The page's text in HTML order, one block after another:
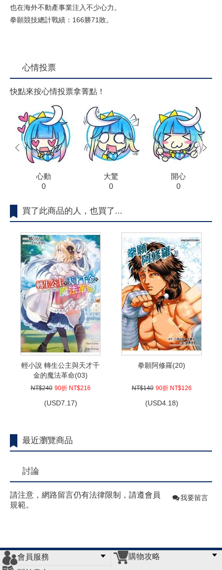
也在海外不動產事業注入不少心力。
拳願競技總計戰績：166勝71敗。
心情投票
快點來按心情投票拿菁點！
心動
0
大驚
0
開心
0
prev next
買了此商品的人，也買了...
輕小說 轉生公主與天才千
金的魔法革命(03)
NT$240 90折 NT$216
(USD7.17)
拳願阿修羅(20)
NT$140 90折 NT$126
(USD4.18)
最近瀏覽商品
討論
請注意，網路留言仍有法律限制，請遵會員
規範。
我要留言
會員服務 購物攻略